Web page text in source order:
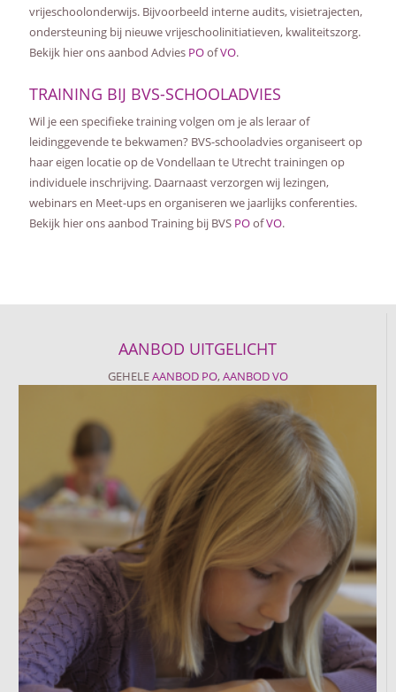
vrijeschoolonderwijs. Bijvoorbeeld interne audits, visietrajecten,
ondersteuning bij nieuwe vrijeschoolinitiatieven, kwaliteitszorg.
Bekijk hier ons aanbod Advies POofVO.
TRAINING BIJ BVS-SCHOOLADVIES
Wil je een specifieke training volgen om je als leraar of
leidinggevende te bekwamen? BVS-schooladvies organiseert op
haar eigen locatie op de Vondellaan te Utrecht trainingen op
individuele inschrijving. Daarnaast verzorgen wij lezingen,
webinars en Meet-ups en organiseren we jaarlijks conferenties.
Bekijk hier ons aanbod Training bij BVS POofVO.
AANBOD UITGELICHT
GEHELEAANBOD PO,AANBOD VO